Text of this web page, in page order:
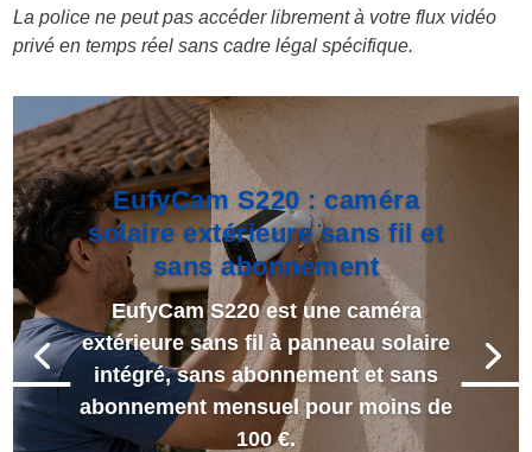
La police ne peut pas accéder librement à votre flux vidéo
privé en temps réel sans cadre légal spécifique.
EufyCam S220 : caméra
solaire extérieure sans fil et
sans abonnement
EufyCam S220 est une caméra
extérieure sans fil à panneau solaire
intégré, sans abonnement et sans
abonnement mensuel pour moins de
100 €.